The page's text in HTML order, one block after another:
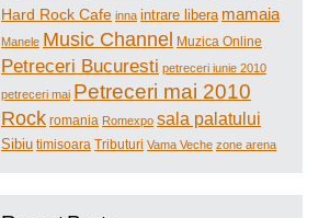
Hard Rock Cafe inna intrare libera mamaia
Manele Music Channel Muzica Online
Petreceri Bucuresti petreceri iunie 2010
petreceri mai Petreceri mai 2010
Rock romania Romexpo sala palatului
Sibiu timisoara Tributuri Vama Veche zone arena